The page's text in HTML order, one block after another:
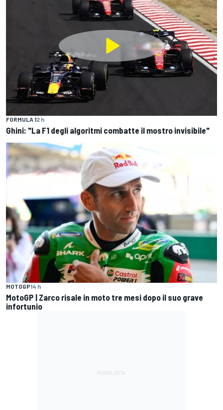
FORMULA 12 h
Ghini: "La F1 degli algoritmi combatte il mostro invisibile"
MOTOGP14 h
MotoGP | Zarco risale in moto tre mesi dopo il suo grave
infortunio